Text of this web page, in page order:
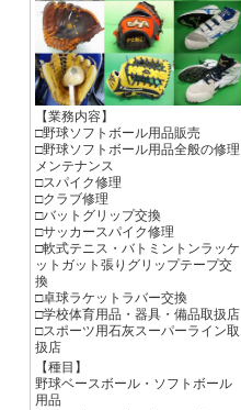
【業務内容】
□野球ソフトボール用品販売
□野球ソフトボール用品全般の修理
メンテナンス
□スパイク修理
□クラブ修理
□バットグリップ交換
□サッカースパイク修理
□軟式テニス・バトミントンラッケ
ットガット張りグリップテープ交
換
□卓球ラケットラバー交換
□学校体育用品・器具・備品取扱店
□スポーツ用石灰スーパーライン取
扱店
【種目】
野球ベースボール・ソフトボール
用品